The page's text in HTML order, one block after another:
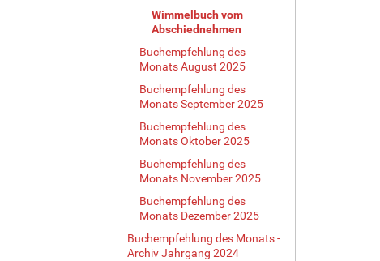
Wimmelbuch vom
Abschiednehmen
Buchempfehlung des
Monats August 2025
Buchempfehlung des
Monats September 2025
Buchempfehlung des
Monats Oktober 2025
Buchempfehlung des
Monats November 2025
Buchempfehlung des
Monats Dezember 2025
Buchempfehlung des Monats -
Archiv Jahrgang 2024